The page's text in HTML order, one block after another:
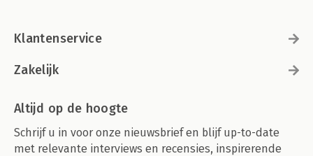
Klantenservice
Zakelijk
Altijd op de hoogte
Schrijf u in voor onze nieuwsbrief en blijf up-to-date
met relevante interviews en recensies, inspirerende